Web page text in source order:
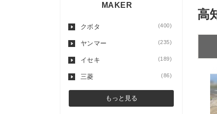
高
MAKER
クボタ (400)
ヤンマー (235)
イセキ (189)
三菱 (86)
もっと見る